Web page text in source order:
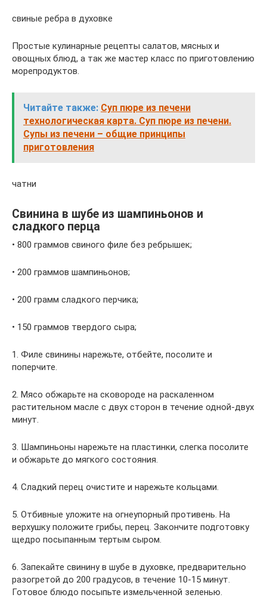
свиные ребра в духовке
Простые кулинарные рецепты салатов, мясных и
овощных блюд, а так же мастер класс по приготовлению
морепродуктов.
Читайте также: Суп пюре из печени
технологическая карта. Суп пюре из печени.
Супы из печени – общие принципы
приготовления
чатни
Свинина в шубе из шампиньонов и
сладкого перца
• 800 граммов свиного филе без ребрышек;
• 200 граммов шампиньонов;
• 200 грамм сладкого перчика;
• 150 граммов твердого сыра;
1. Филе свинины нарежьте, отбейте, посолите и
поперчите.
2. Мясо обжарьте на сковороде на раскаленном
растительном масле с двух сторон в течение одной-двух
минут.
3. Шампиньоны нарежьте на пластинки, слегка посолите
и обжарьте до мягкого состояния.
4. Сладкий перец очистите и нарежьте кольцами.
5. Отбивные уложите на огнеупорный противень. На
верхушку положите грибы, перец. Закончите подготовку
щедро посыпанным тертым сыром.
6. Запекайте свинину в шубе в духовке, предварительно
разогретой до 200 градусов, в течение 10-15 минут.
Готовое блюдо посыпьте измельченной зеленью.